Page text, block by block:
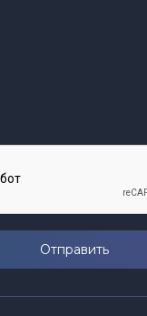
Отправить